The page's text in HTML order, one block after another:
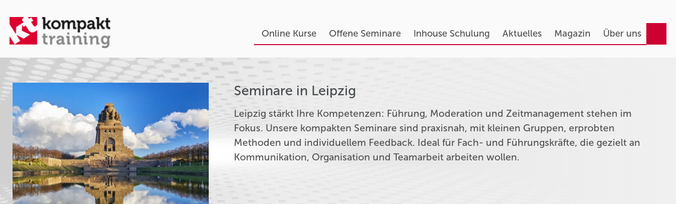
Online Kurse Offene Seminare Inhouse Schulung Aktuelles Magazin Über uns
Seminare in Leipzig
Leipzig stärkt Ihre Kompetenzen: Führung, Moderation und Zeitmanagement stehen im
Fokus. Unsere kompakten Seminare sind praxisnah, mit kleinen Gruppen, erprobten
Methoden und individuellem Feedback. Ideal für Fach- und Führungskräfte, die gezielt an
Kommunikation, Organisation und Teamarbeit arbeiten wollen.